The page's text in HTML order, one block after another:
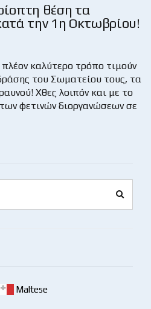
Maltese
θέση τα
την 1η Οκτωβρίου!
καλύτερο τρόπο τιμούν
του Σωματείου τους, τα
Χθες λοιπόν και με το
φετινών διοργανώσεων σε